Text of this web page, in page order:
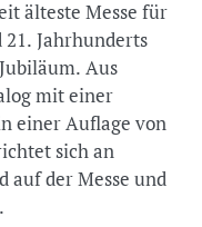
älteste Messe für
21. Jahrhunderts
Aus
mit einer
einer Auflage von
sich an
auf der Messe und